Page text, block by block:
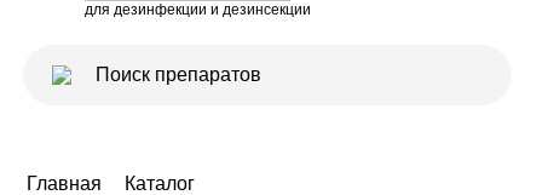
для дезинфекции и дезинсекции
Главная Каталог